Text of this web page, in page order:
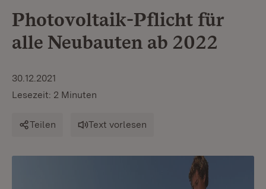
Photovoltaik-Pflicht für
alle Neubauten ab 2022
30.12.2021
Lesezeit: 2 Minuten
Teilen Text vorlesen